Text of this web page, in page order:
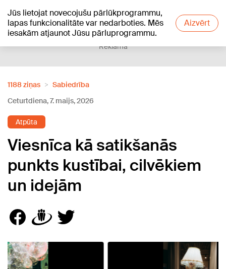
Jūs lietojat novecojušu pārlūkprogrammu,
lapas funkcionalitāte var nedarboties. Mēs
iesakām atjaunot Jūsu pārluprogrammu.
Aizvērt
+20°C
Reklāma
1188 ziņas
Sabiedrība
Ceturtdiena, 7. maijs, 2026
Atpūta
Viesnīca kā satikšanās
punkts kustībai, cilvēkiem
un idejām